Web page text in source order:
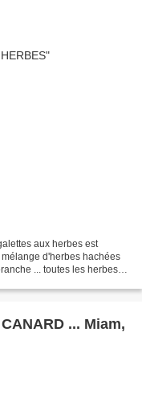
aux herbes est
d'herbes hachées
... toutes les herbes
... Miam,